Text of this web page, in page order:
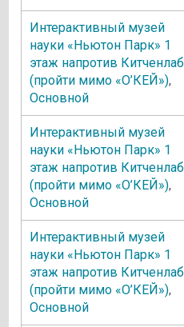
Интерактивный музей
науки «Ньютон Парк» 1
этаж напротив Китченлаб
(пройти мимо «О’КЕЙ»),
Основной
Интерактивный музей
науки «Ньютон Парк» 1
этаж напротив Китченлаб
(пройти мимо «О’КЕЙ»),
Основной
Интерактивный музей
науки «Ньютон Парк» 1
этаж напротив Китченлаб
(пройти мимо «О’КЕЙ»),
Основной